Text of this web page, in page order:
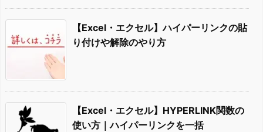
【Excel・エクセル】ハイパーリンクの貼
り付けや解除のやり方
【Excel・エクセル】HYPERLINK関数の
使い方｜ハイパーリンクを一括